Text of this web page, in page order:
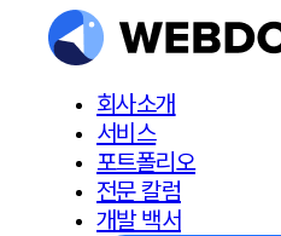
회사소개
서비스
포트폴리오
전문 칼럼
개발 백서